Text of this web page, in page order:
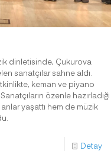
dinletisinde, Çukurova
sanatçılar sahne aldı.
keman ve piyano
özenle hazırladığı
yaşattı hem de müzik
Detay